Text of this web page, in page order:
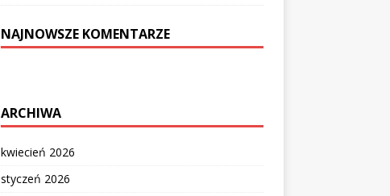
NAJNOWSZE KOMENTARZE
ARCHIWA
kwiecień 2026
styczeń 2026